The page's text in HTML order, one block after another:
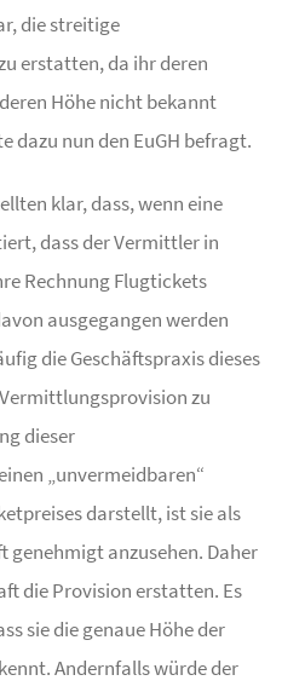
die streitige
erstatten, da ihr deren
Höhe nicht bekannt
dazu nun den EuGH befragt.
klar, dass, wenn eine
dass der Vermittler in
Rechnung Flugtickets
ausgegangen werden
die Geschäftspraxis dieses
zu
dieser
„unvermeidbaren“
darstellt, ist sie als
genehmigt anzusehen. Daher
die Provision erstatten. Es
sie die genaue Höhe der
Andernfalls würde der